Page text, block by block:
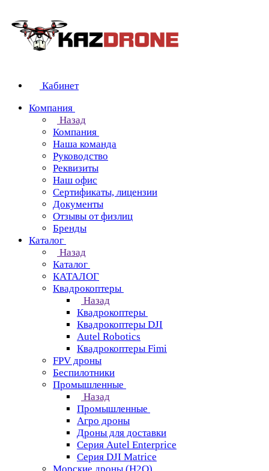
Кабинет
Компания
Назад
Компания
Наша команда
Руководство
Реквизиты
Наш офис
Сертификаты, лицензии
Документы
Отзывы от физлиц
Бренды
Каталог
Назад
Каталог
КАТАЛОГ
Квадрокоптеры
Назад
Квадрокоптеры
Квадрокоптеры DJI
Autel Robotics
Квадрокоптеры Fimi
FPV дроны
Беспилотники
Промышленные
Назад
Промышленные
Агро дроны
Дроны для доставки
Серия Autel Enterprice
Серия DJI Matrice